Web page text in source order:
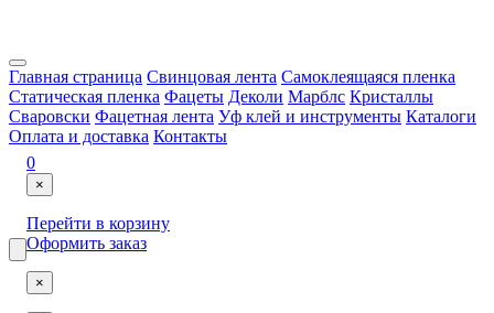
Главная страница Свинцовая лента Самоклеящаяся пленка
Статическая пленка Фацеты Деколи Марблс Кристаллы
Сваровски Фацетная лента Уф клей и инструменты Каталоги
Оплата и доставка Контакты
0
×
Перейти в корзину
Оформить заказ
×